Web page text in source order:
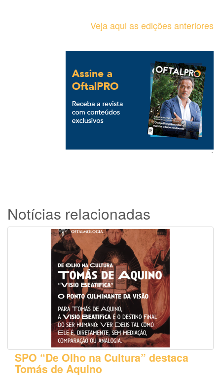
Veja aqui as edições anteriores
`
Notícias relacionadas
SPO “De Olho na Cultura” destaca
Tomás de Aquino